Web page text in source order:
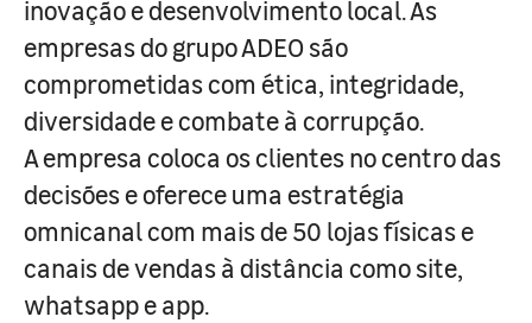
inovação e desenvolvimento local. As
empresas do grupo ADEO são
comprometidas com ética, integridade,
diversidade e combate à corrupção.
A empresa coloca os clientes no centro das
decisões e oferece uma estratégia
omnicanal com mais de 50 lojas físicas e
canais de vendas à distância como site,
whatsapp e app.